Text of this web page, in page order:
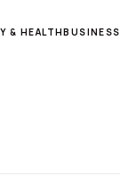
& HEALTHBUSINESS